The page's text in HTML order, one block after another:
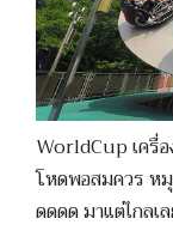
WorldCup เครื่
โหดพอสมควร หมุ
ดดดด มาแต่ไกลเ